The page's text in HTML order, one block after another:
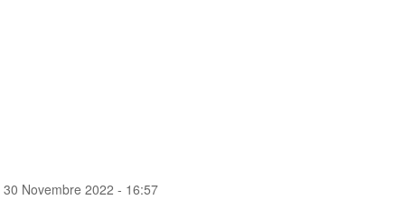
30 Novembre 2022 - 16:57